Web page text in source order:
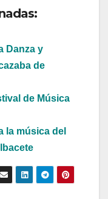
Danza y
de
de Música
la música del